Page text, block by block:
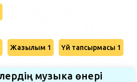
Жазылым 1 Үй тапсырмасы 1
музыка өнері